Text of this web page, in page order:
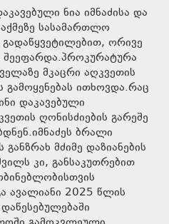
ნია იმნაძისა და
სასამართლო
ორივე
მკაცრი აღკვეთის
გამოყენებას ითხოვდა.რაც
დაკავებული
ღონისძიების გარეშე
ბრალი
მძიმე დაზიანების
კი, განსაკუთრებით
ავალიანი 2025 წლის